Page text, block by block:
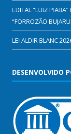
EDITAL “LUIZ
“FORROZÃO
LEI ALDIR BLANC
DESENVOLVIDO